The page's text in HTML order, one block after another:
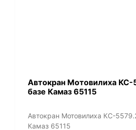
Автокран Мотовилиха КС-
базе Камаз 65115
Автокран Мотовилиха КС-
Камаз 65115